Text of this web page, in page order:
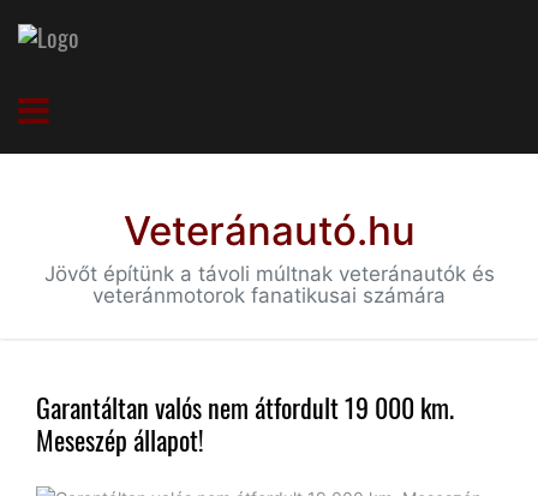
Veteránautó.hu
Jövőt építünk a távoli múltnak veteránautók és
veteránmotorok fanatikusai számára
Garantáltan valós nem átfordult 19 000 km.
Meseszép állapot!